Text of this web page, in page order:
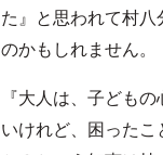
』と思われて村
かもしれません。
大人は、子どもの
けれど、困った